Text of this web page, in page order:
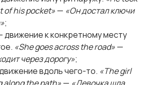
of his pocket»— «Он достал ключи
;
движение к конкретному месту
«She goes across the road»—
через дорогу»;
вдоль чего-то. «The girl